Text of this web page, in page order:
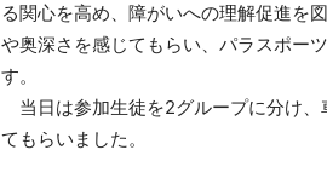
る関心を高め、障がいへの理解促進を
や奥深さを感じてもらい、パラスポー
す。
当日は参加生徒を2グループに分け、
てもらいました。